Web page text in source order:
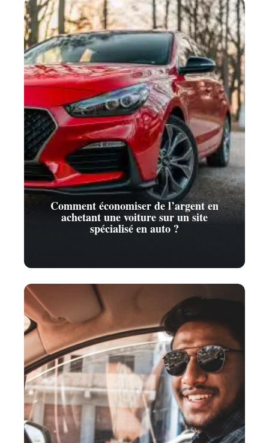
Comment économiser de l’argent en
achetant une voiture sur un site
spécialisé en auto ?